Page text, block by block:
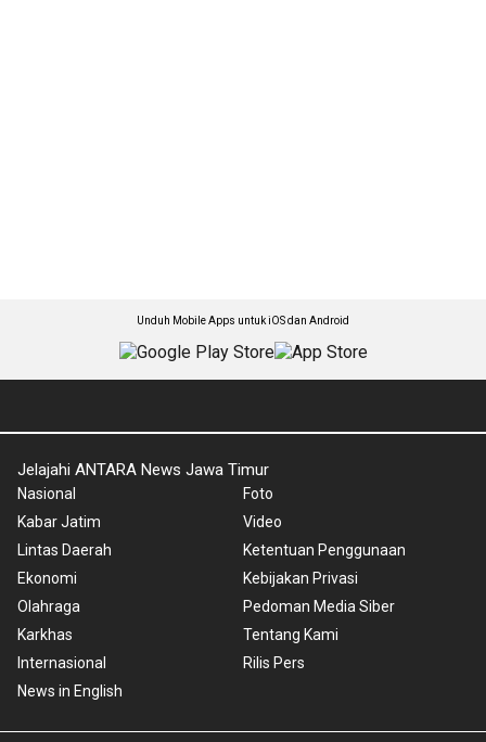
Unduh Mobile Apps untuk iOS dan Android
Jelajahi ANTARA News Jawa Timur
Nasional
Kabar Jatim
Lintas Daerah
Ekonomi
Olahraga
Karkhas
Internasional
News in English
Foto
Video
Ketentuan Penggunaan
Kebijakan Privasi
Pedoman Media Siber
Tentang Kami
Rilis Pers